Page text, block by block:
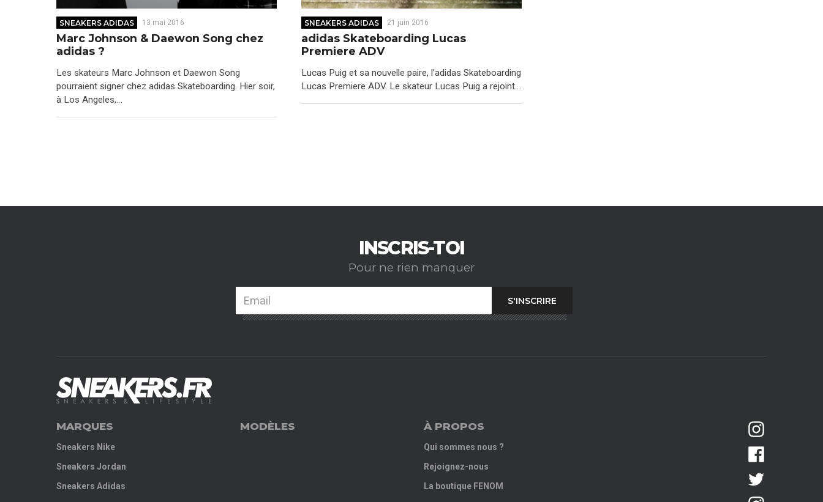
SNEAKERS ADIDAS 13 mai 2016
Marc Johnson & Daewon Song chez
adidas ?
Les skateurs Marc Johnson et Daewon Song
pourraient signer chez adidas Skateboarding. Hier soir,
à Los Angeles,…
SNEAKERS ADIDAS 21 juin 2016
adidas Skateboarding Lucas
Premiere ADV
Lucas Puig et sa nouvelle paire, l’adidas Skateboarding
Lucas Premiere ADV. Le skateur Lucas Puig a rejoint…
INSCRIS-TOI
Pour ne rien manquer
MARQUES
Sneakers Nike
Sneakers Jordan
Sneakers Adidas
MODÈLES À PROPOS
Qui sommes nous ?
Rejoignez-nous
La boutique FENOM